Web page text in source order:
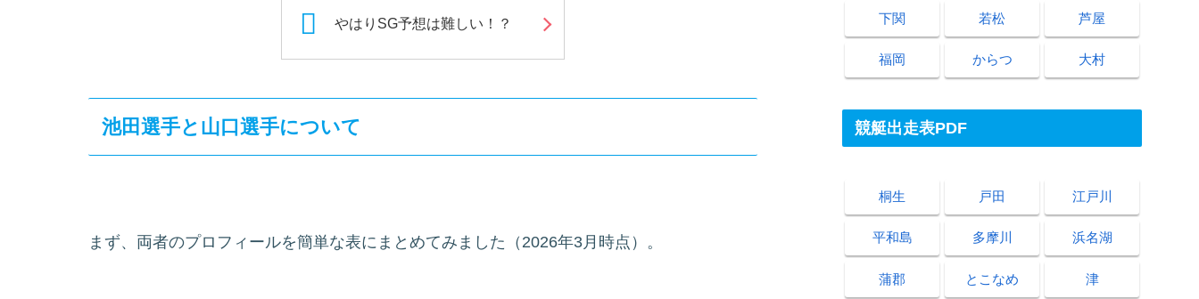
やはりSG予想は難しい！？
池田選手と山口選手について
まず、両者のプロフィールを簡単な表にまとめてみました（2026年3月時点）。
下関 若松 芦屋
福岡 からつ 大村
競艇出走表PDF
桐生 戸田 江戸川
平和島 多摩川 浜名湖
蒲郡 とこなめ 津